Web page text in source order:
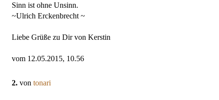
Sinn ist ohne Unsinn.
~Ulrich Erckenbrecht ~
Liebe Grüße zu Dir von Kerstin
vom 12.05.2015, 10.56
2. von tonari